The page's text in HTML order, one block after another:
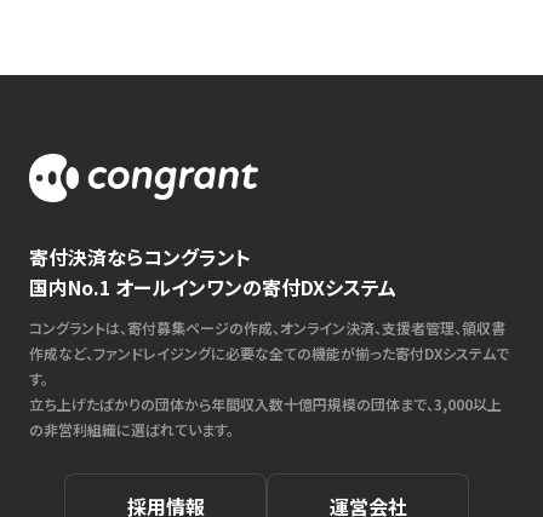
寄付決済ならコングラント
国内No.1 オールインワンの寄付DXシステム
コングラントは、寄付募集ページの作成、オンライン決済、支援者管理、領収書
作成など、ファンドレイジングに必要な全ての機能が揃った寄付DXシステムで
す。
立ち上げたばかりの団体から年間収入数十億円規模の団体まで、3,000以上
の非営利組織に選ばれています。
採用情報 運営会社